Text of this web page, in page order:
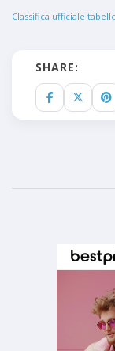
Classifica ufficiale
SHARE: